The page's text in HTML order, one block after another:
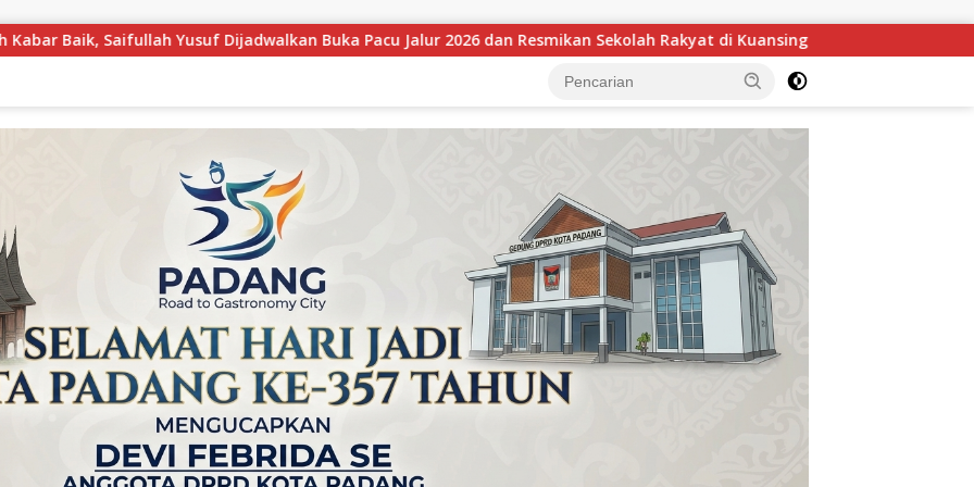
Pacu Jalur 2026 dan Resmikan Sekolah Rakyat di Kuansing GOW Kuansing Gelar Aksi Donor Darah, Wujud